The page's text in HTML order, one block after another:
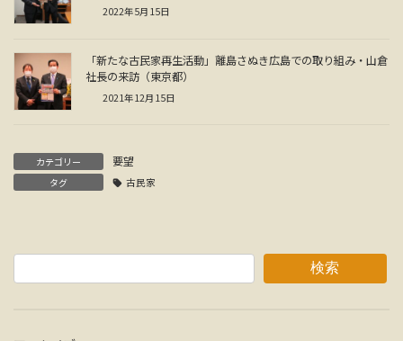
2022年5月15日
「新たな古民家再生活動」離島さぬき広島での取り組み・山倉
社長の来訪（東京都）
2021年12月15日
カテゴリー 要望
タグ 古民家
検索